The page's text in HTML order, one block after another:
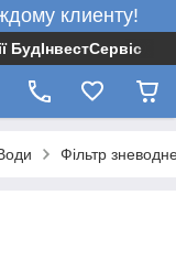
клиенту!
БудІнвестСервіс
Фільтр